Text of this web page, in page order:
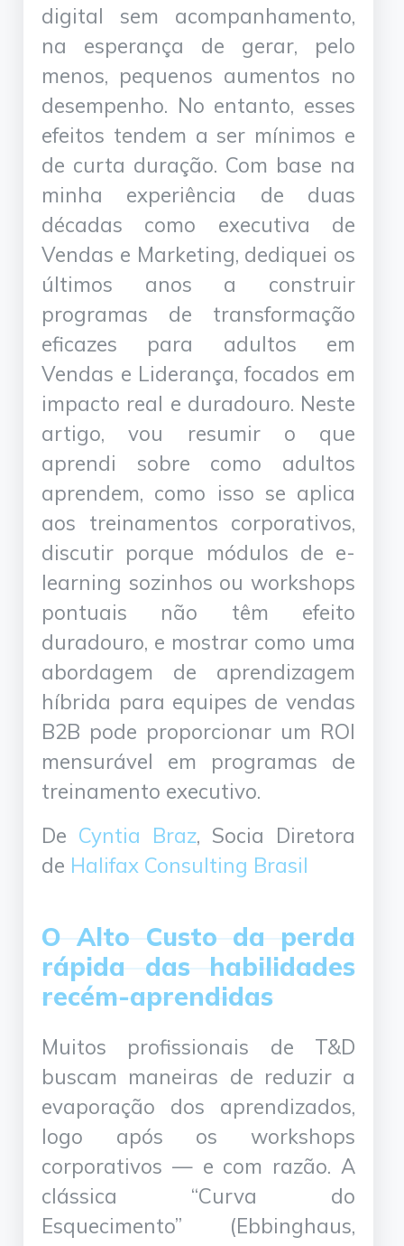
digital sem acompanhamento,
na esperança de gerar, pelo
menos, pequenos aumentos no
desempenho. No entanto, esses
efeitos tendem a ser mínimos e
de curta duração. Com base na
minha experiência de duas
décadas como executiva de
Vendas e Marketing, dediquei os
últimos anos a construir
programas de transformação
eficazes para adultos em
Vendas e Liderança, focados em
impacto real e duradouro. Neste
artigo, vou resumir o que
aprendi sobre como adultos
aprendem, como isso se aplica
aos treinamentos corporativos,
discutir porque módulos de e-
learning sozinhos ou workshops
pontuais não têm efeito
duradouro, e mostrar como uma
abordagem de aprendizagem
híbrida para equipes de vendas
B2B pode proporcionar um ROI
mensurável em programas de
treinamento executivo.
De Cyntia Braz, Socia Diretora
de Halifax Consulting Brasil
O Alto Custo da perda
rápida das habilidades
recém-aprendidas
Muitos profissionais de T&D
buscam maneiras de reduzir a
evaporação dos aprendizados,
logo após os workshops
corporativos — e com razão. A
clássica “Curva do
Esquecimento” (Ebbinghaus,